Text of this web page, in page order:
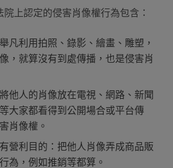
上認定的侵害肖像權行為包含：
凡利用拍照、錄影、繪畫、雕塑，
，就算沒有到處傳播，也是侵害肖
他人的肖像放在電視、網路、新聞
大家都看得到公開場合或平台傳
肖像權。
營利目的：把他人肖像弄成商品販
為，例如推銷等都算。